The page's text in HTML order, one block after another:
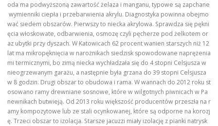
oda ma podwyższoną zawartość żelaza i manganu, typowe są zapchane
wymienniki ciepła i przebarwienia akrylu. Diagnostyka powinna obejmo
wać siedem obszarów. Pierwszy to niecka akrylowa. Sprawdza się pękni
ęcia włoskowate, odbarwienia, osmozę czyli pęcherze pod żelkotem or
az ubytki przy dyszach. W Katowicach 62 procent wanien starszych niż 12
lat ma mikropęknięcia w narożnikach siedzisk spowodowane naprężenia
mi termicznymi, bo zimą niecka wychładzała się do 4 stopni Celsjusza w
nieogrzewanym garażu, a następnie była grzana do 39 stopni Celsjusza
w 8 godzin. Drugi obszar to obudowa i rama. W wannach do 2012 roku st
osowano ramy drewniane sosnowe, które w wilgotnych piwnicach w Pa
newnikach butwieją. Od 2013 roku większość producentów przeszła na r
amy kompozytowe lub ze stali ocynkowanej, które są odporne na korozj
ę. Trzeci obszar to izolacja. Starsze jacuzzi miały izolację z pianki natrysk